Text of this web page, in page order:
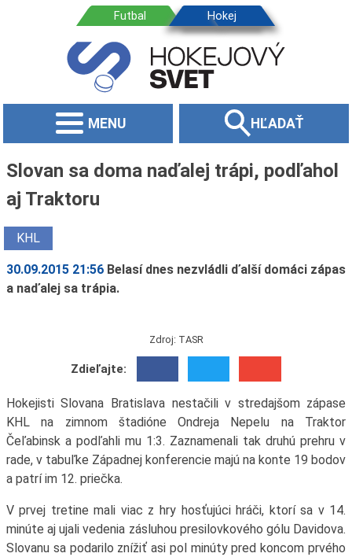
MENU HĽADAŤ
Slovan sa doma naďalej trápi, podľahol
aj Traktoru
KHL
30.09.2015 21:56 Belasí dnes nezvládli ďalší domáci zápas
a naďalej sa trápia.
Zdroj: TASR
Zdieľajte:
Hokejisti Slovana Bratislava nestačili v stredajšom zápase
KHL na zimnom štadióne Ondreja Nepelu na Traktor
Čeľabinsk a podľahli mu 1:3. Zaznamenali tak druhú prehru v
rade, v tabuľke Západnej konferencie majú na konte 19 bodov
a patrí im 12. priečka.
V prvej tretine mali viac z hry hosťujúci hráči, ktorí sa v 14.
minúte aj ujali vedenia zásluhou presilovkového gólu Davidova.
Slovanu sa podarilo znížiť asi pol minúty pred koncom prvého